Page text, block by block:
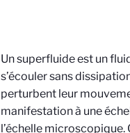
Un superfluide est un
s’écouler sans
perturbent leur
manifestation à une
l’échelle